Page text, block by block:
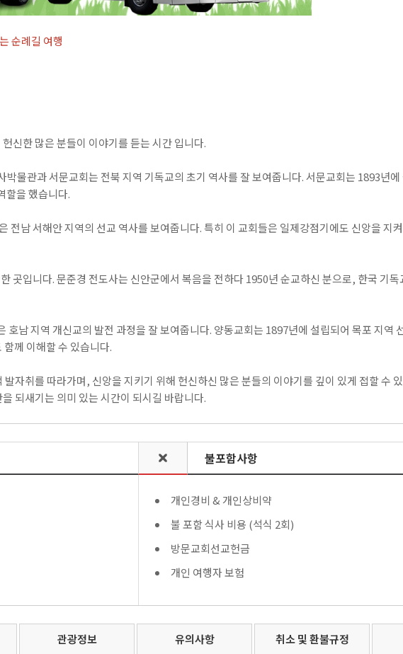
순례길 여행
신한 많은 분들이 이야기를 듣는 시간 입니다.
물관과 서문교회는 전북 지역 기독교의 초기 역사를 잘 보여줍니다. 서문교회는 1893년에
할을 했습니다.
전남 서해안 지역의 선교 역사를 보여줍니다. 특히 이 교회들은 일제강점기에도 신앙을 지
곳입니다. 문준경 전도사는 신안군에서 복음을 전하다 1950년 순교하신 분으로, 한국 기독
호남 지역 개신교의 발전 과정을 잘 보여줍니다. 양동교회는 1897년에 설립되어 목포 지역
께 이해할 수 있습니다.
자취를 따라가며, 신앙을 지키기 위해 헌신하신 많은 분들의 이야기를 깊이 있게 접할 수
되새기는 의미 있는 시간이 되시길 바랍니다.
불포함사항
개인경비 & 개인상비약
불 포함 식사 비용 (석식 2회)
방문교회선교헌금
개인 여행자 보험
관광정보 유의사항 취소 및 환불규정